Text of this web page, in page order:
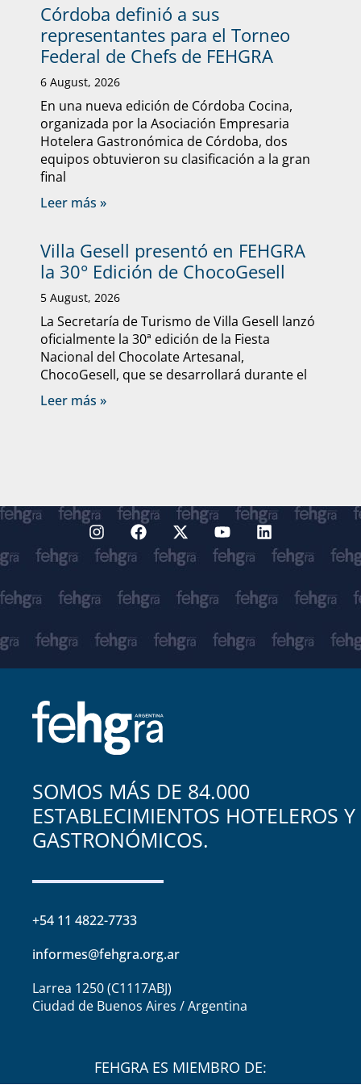
Córdoba definió a sus
representantes para el Torneo
Federal de Chefs de FEHGRA
6 August, 2026
En una nueva edición de Córdoba Cocina,
organizada por la Asociación Empresaria
Hotelera Gastronómica de Córdoba, dos
equipos obtuvieron su clasificación a la gran
final
Leer más »
Villa Gesell presentó en FEHGRA
la 30° Edición de ChocoGesell
5 August, 2026
La Secretaría de Turismo de Villa Gesell lanzó
oficialmente la 30ª edición de la Fiesta
Nacional del Chocolate Artesanal,
ChocoGesell, que se desarrollará durante el
Leer más »
SOMOS MÁS DE 84.000
ESTABLECIMIENTOS HOTELEROS Y
GASTRONÓMICOS.
+54 11 4822-7733
informes@fehgra.org.ar
Larrea 1250 (C1117ABJ)
Ciudad de Buenos Aires / Argentina
FEHGRA ES MIEMBRO DE: